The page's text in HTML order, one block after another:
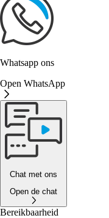
Whatsapp ons
Open WhatsApp
Chat met ons
Open de chat
Bereikbaarheid